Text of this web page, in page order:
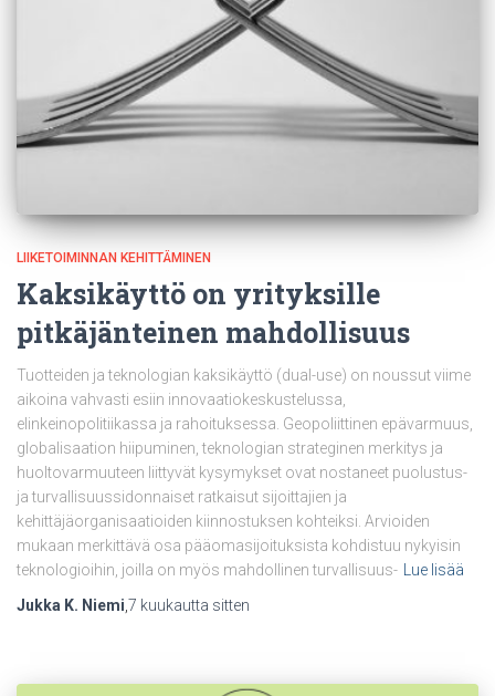
LIIKETOIMINNAN KEHITTÄMINEN
Kaksikäyttö on yrityksille
pitkäjänteinen mahdollisuus
Tuotteiden ja teknologian kaksikäyttö (dual-use) on noussut viime
aikoina vahvasti esiin innovaatiokeskustelussa,
elinkeinopolitiikassa ja rahoituksessa. Geopoliittinen epävarmuus,
globalisaation hiipuminen, teknologian strateginen merkitys ja
huoltovarmuuteen liittyvät kysymykset ovat nostaneet puolustus-
ja turvallisuussidonnaiset ratkaisut sijoittajien ja
kehittäjäorganisaatioiden kiinnostuksen kohteiksi. Arvioiden
mukaan merkittävä osa pääomasijoituksista kohdistuu nykyisin
teknologioihin, joilla on myös mahdollinen turvallisuus-
Lue lisää
Jukka K. Niemi 7 kuukautta sitten